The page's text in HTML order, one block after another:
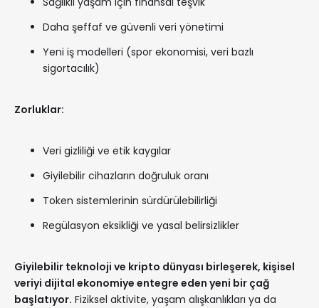
Daha şeffaf ve güvenli veri yönetimi
Yeni iş modelleri (spor ekonomisi, veri bazlı
sigortacılık)
Zorluklar:
Veri gizliliği ve etik kaygılar
Giyilebilir cihazların doğruluk oranı
Token sistemlerinin sürdürülebilirliği
Regülasyon eksikliği ve yasal belirsizlikler
Giyilebilir teknoloji ve kripto dünyası birleşerek, kişisel
veriyi dijital ekonomiye entegre eden yeni bir çağ
başlatıyor. Fiziksel aktivite, yaşam alışkanlıkları ya da